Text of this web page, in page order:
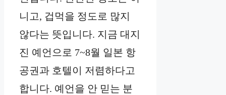
니고, 겁먹을 정도로 많지
않다는 뜻입니다. 지금 대지
진 예언으로 7~8월 일본 항
공권과 호텔이 저렴하다고
합니다. 예언을 안 믿는 분